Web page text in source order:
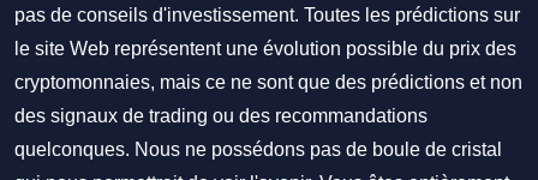
pas de conseils d'investissement. Toutes les prédictions sur
le site Web représentent une évolution possible du prix des
cryptomonnaies, mais ce ne sont que des prédictions et non
des signaux de trading ou des recommandations
quelconques. Nous ne possédons pas de boule de cristal